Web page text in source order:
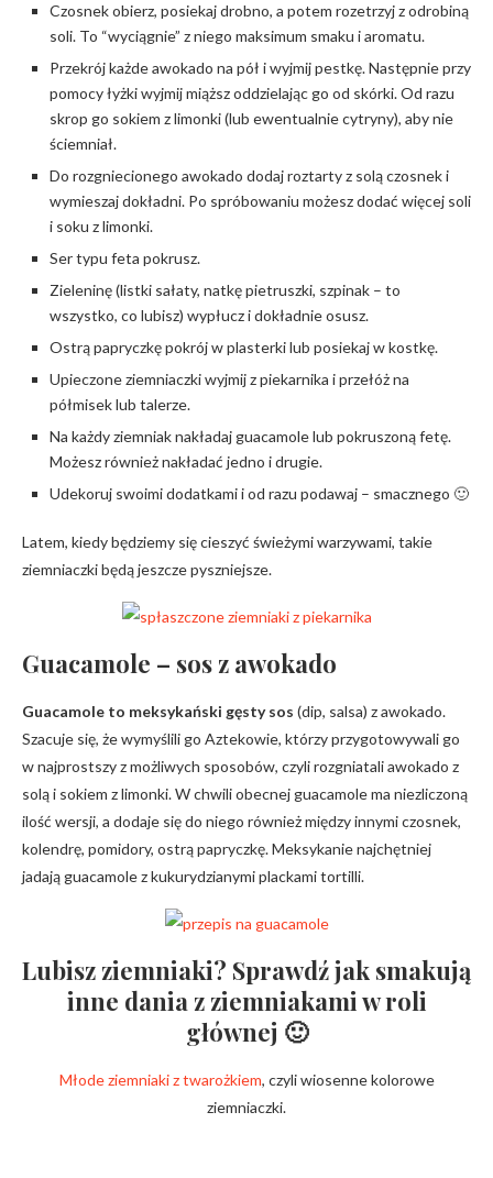
Czosnek obierz, posiekaj drobno, a potem rozetrzyj z odrobiną
soli. To “wyciągnie” z niego maksimum smaku i aromatu.
Przekrój każde awokado na pół i wyjmij pestkę. Następnie przy
pomocy łyżki wyjmij miąższ oddzielając go od skórki. Od razu
skrop go sokiem z limonki (lub ewentualnie cytryny), aby nie
ściemniał.
Do rozgniecionego awokado dodaj roztarty z solą czosnek i
wymieszaj dokładni. Po spróbowaniu możesz dodać więcej soli
i soku z limonki.
Ser typu feta pokrusz.
Zieleninę (listki sałaty, natkę pietruszki, szpinak – to
wszystko, co lubisz) wypłucz i dokładnie osusz.
Ostrą papryczkę pokrój w plasterki lub posiekaj w kostkę.
Upieczone ziemniaczki wyjmij z piekarnika i przełóż na
półmisek lub talerze.
Na każdy ziemniak nakładaj guacamole lub pokruszoną fetę.
Możesz również nakładać jedno i drugie.
Udekoruj swoimi dodatkami i od razu podawaj – smacznego 🙂
Latem, kiedy będziemy się cieszyć świeżymi warzywami, takie
ziemniaczki będą jeszcze pyszniejsze.
Guacamole – sos z awokado
Guacamole to meksykański gęsty sos (dip, salsa) z awokado.
Szacuje się, że wymyślili go Aztekowie, którzy przygotowywali go
w najprostszy z możliwych sposobów, czyli rozgniatali awokado z
solą i sokiem z limonki. W chwili obecnej guacamole ma niezliczoną
ilość wersji, a dodaje się do niego również między innymi czosnek,
kolendrę, pomidory, ostrą papryczkę. Meksykanie najchętniej
jadają guacamole z kukurydzianymi plackami tortilli.
Lubisz ziemniaki? Sprawdź jak smakują
inne dania z ziemniakami w roli
głównej 🙂
Młode ziemniaki z twarożkiem, czyli wiosenne kolorowe
ziemniaczki.